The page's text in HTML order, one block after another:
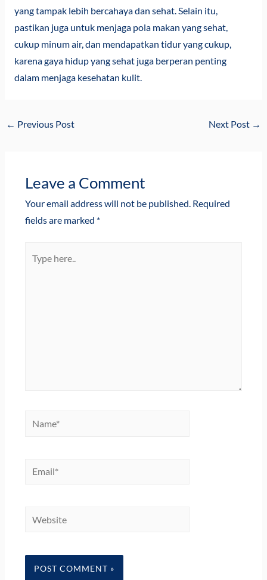
yang tampak lebih bercahaya dan sehat. Selain itu,
pastikan juga untuk menjaga pola makan yang sehat,
cukup minum air, dan mendapatkan tidur yang cukup,
karena gaya hidup yang sehat juga berperan penting
dalam menjaga kesehatan kulit.
← Previous Post Next Post →
Leave a Comment
Your email address will not be published. Required
fields are marked *
here..
Name*
Email*
Website